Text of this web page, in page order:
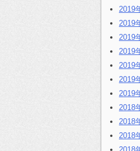
2019
2019
2019
2019
2019
2019
2019
2018
2018
2018